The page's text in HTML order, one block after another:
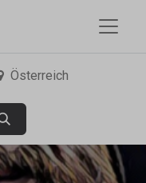
Österreich